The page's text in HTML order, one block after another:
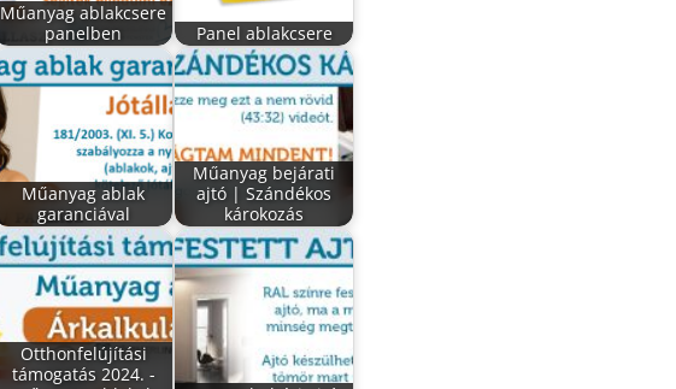
Műanyag ablakcsere
panelben
Panel ablakcsere
Műanyag ablak
garanciával
Műanyag bejárati
ajtó | Szándékos
károkozás
Otthonfelújítási
támogatás 2024. -